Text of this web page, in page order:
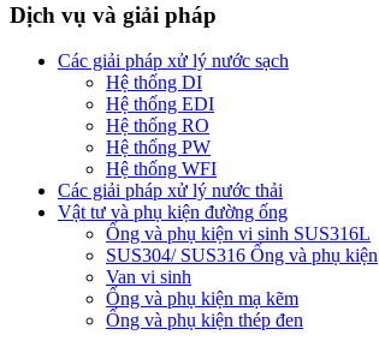
Dịch vụ và giải pháp
Các giải pháp xử lý nước sạch
Hệ thống DI
Hệ thống EDI
Hệ thống RO
Hệ thống PW
Hệ thống WFI
Các giải pháp xử lý nước thải
Vật tư và phụ kiện đường ống
Ống và phụ kiện vi sinh SUS316L
SUS304/ SUS316 Ống và phụ kiện
Van vi sinh
Ống và phụ kiện mạ kẽm
Ống và phụ kiện thép đen